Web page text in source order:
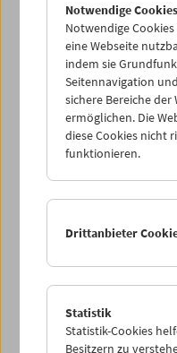
Einander liebkosende
wechseln einander ab.
(Text: Hanna Schimek/
<< Zurück zur Übersicht
Film ONLINE
Notwendige Cookies
Notwendige
eine Webseite
indem sie
Seitennavigation
sichere Bereiche der
ermöglichen. Die
diese Cookies nicht
funktionieren.
Drittanbieter
Statistik
Statistik-Cookies
Besitzern zu